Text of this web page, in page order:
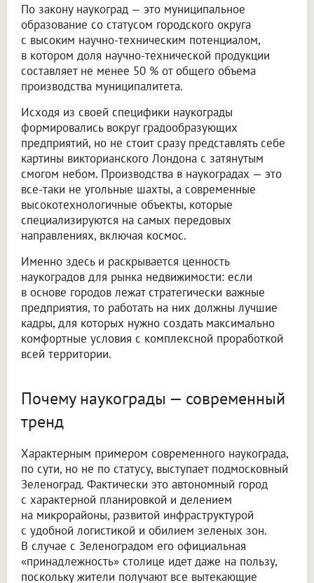
По закону наукоград — это муниципальное
образование со статусом городского округа
с высоким научно-техническим потенциалом,
в котором доля научно-технической продукции
составляет не менее 50 % от общего объема
производства муниципалитета.
Исходя из своей специфики наукограды
формировались вокруг градообразующих
предприятий, но не стоит сразу представлять себе
картины викторианского Лондона с затянутым
смогом небом. Производства в наукоградах — это
все-таки не угольные шахты, а современные
высокотехнологичные объекты, которые
специализируются на самых передовых
направлениях, включая космос.
Именно здесь и раскрывается ценность
наукоградов для рынка недвижимости: если
в основе городов лежат стратегически важные
предприятия, то работать на них должны лучшие
кадры, для которых нужно создать максимально
комфортные условия с комплексной проработкой
всей территории.
Почему наукограды — современный
тренд
Характерным примером современного наукограда,
по сути, но не по статусу, выступает подмосковный
Зеленоград. Фактически это автономный город
с характерной планировкой и делением
на микрорайоны, развитой инфраструктурой
с удобной логистикой и обилием зеленых зон.
В случае с Зеленоградом его официальная
«принадлежность» столице идет даже на пользу,
поскольку жители получают все вытекающие